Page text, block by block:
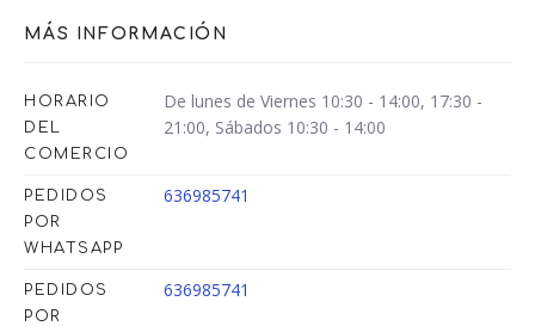
MÁS INFORMACIÓN
HORARIO
DEL
COMERCIO
De lunes de Viernes 10:30 - 14:00, 17:30 -
21:00, Sábados 10:30 - 14:00
PEDIDOS
POR
WHATSAPP
636985741
PEDIDOS
POR
636985741